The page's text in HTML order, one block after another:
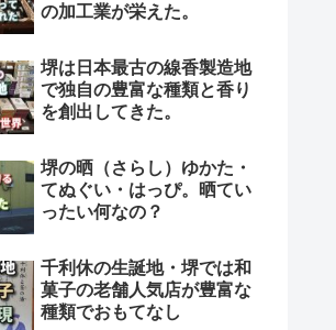
の加工業が栄えた。
堺は日本最古の線香製造地
で独自の豊富な種類と香り
を創出してきた。
堺の晒（さらし）ゆかた・
てぬぐい・はっぴ。晒てい
ったい何なの？
千利休の生誕地・堺では和
菓子の老舗人気店が豊富な
種類でおもてなし